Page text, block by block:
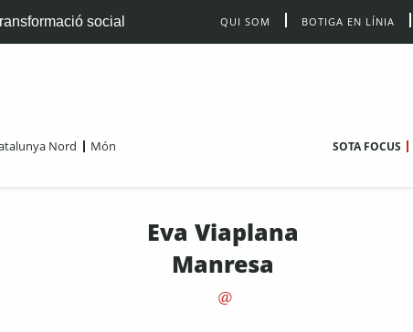
social QUI SOM BOTIGA EN LÍNIA
Nord Món SOTA FOCUS
Eva Viaplana
Manresa